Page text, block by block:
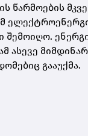
წარმოების
შემოიღო.
ასევე
გააუქმა.